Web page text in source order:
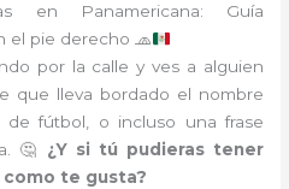
en Panamericana: Guía
el pie derecho🧢
por la calle y ves a alguien
que lleva bordado el nombre
fútbol, o incluso una frase
🤔 ¿Y si tú pudieras tener
como te gusta?